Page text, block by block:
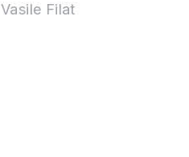
Vasile Filat